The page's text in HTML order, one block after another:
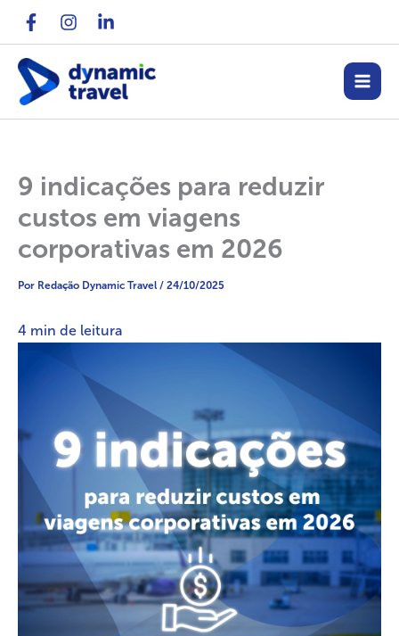
conteúdo
9 indicações para reduzir
custos em viagens
corporativas em 2026
Por Redação Dynamic Travel / 24/10/2025
4 min de leitura